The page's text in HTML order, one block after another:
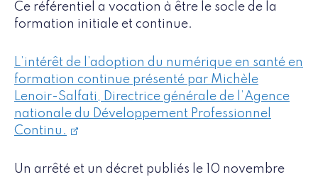
Ce référentiel a vocation à être le socle de la
formation initiale et continue.
L’intérêt de l’adoption du numérique en santé en
formation continue présenté par Michèle
Lenoir-Salfati, Directrice générale de l’Agence
nationale du Développement Professionnel
Continu.
Un arrêté et un décret publiés le 10 novembre